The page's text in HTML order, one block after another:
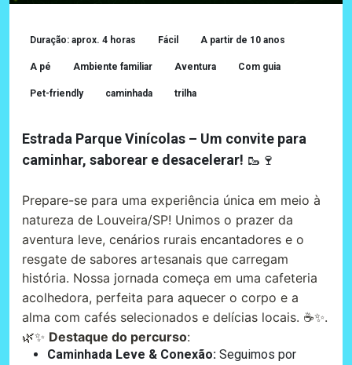
Duração: aprox. 4 horas Fácil A partir de 10 anos
A pé Ambiente familiar Aventura Com guia
Pet-friendly caminhada trilha
Estrada Parque Vinícolas – Um convite para
caminhar, saborear e desacelerar! 🥾🍷
Prepare-se para uma experiência única em meio à
natureza de Louveira/SP! Unimos o prazer da
aventura leve, cenários rurais encantadores e o
resgate de sabores artesanais que carregam
história. Nossa jornada começa em uma cafeteria
acolhedora, perfeita para aquecer o corpo e a
alma com cafés selecionados e delícias locais. ☕️✨.
🌿✨ Destaque do percurso:
Caminhada Leve & Conexão: Seguimos por